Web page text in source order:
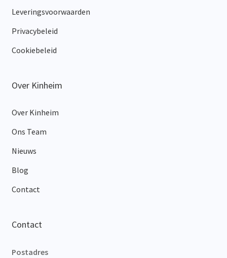
Leveringsvoorwaarden
Privacybeleid
Cookiebeleid
Over Kinheim
Over Kinheim
Ons Team
Nieuws
Blog
Contact
Contact
Postadres